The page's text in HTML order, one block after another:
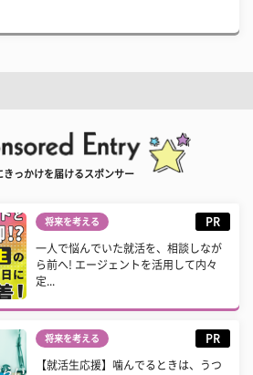
きっかけを届けるスポンサー
将来を考える PR
一人で悩んでいた就活を、相談しなが
ら前へ! エージェントを活用して内々
定...
将来を考える PR
【就活生応援】噛んでるときは、うつ